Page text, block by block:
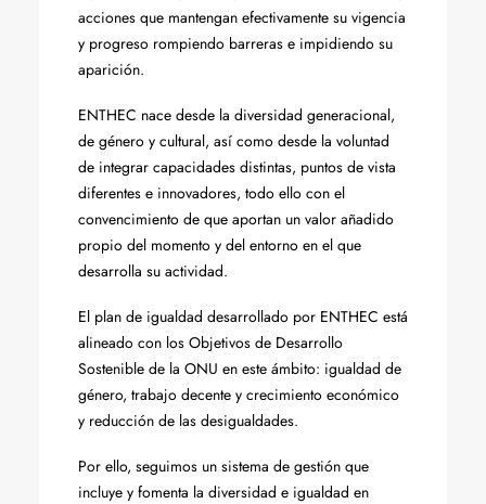
acciones que mantengan efectivamente su vigencia
y progreso rompiendo barreras e impidiendo su
aparición.
ENTHEC nace desde la diversidad generacional,
de género y cultural, así como desde la voluntad
de integrar capacidades distintas, puntos de vista
diferentes e innovadores, todo ello con el
convencimiento de que aportan un valor añadido
propio del momento y del entorno en el que
desarrolla su actividad.
El plan de igualdad desarrollado por ENTHEC está
alineado con los Objetivos de Desarrollo
Sostenible de la ONU en este ámbito: igualdad de
género, trabajo decente y crecimiento económico
y reducción de las desigualdades.
Por ello, seguimos un sistema de gestión que
incluye y fomenta la diversidad e igualdad en